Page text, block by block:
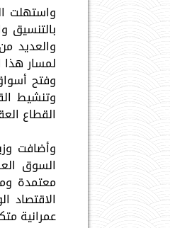
واستهلت
بالتنسيق
والعديد
لمسار هذا
وفتح
وتنشيط
القطاع
وأضافت
السوق
معتمدة
عمرانية